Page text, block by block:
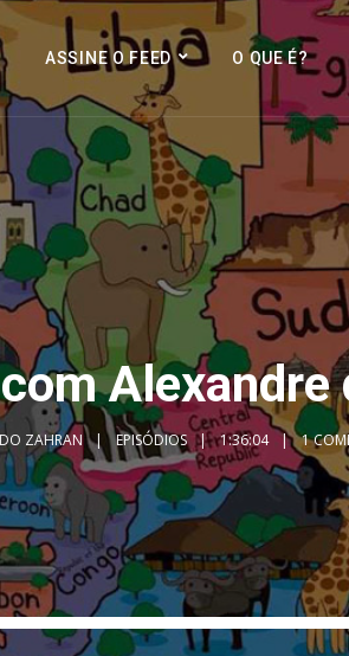
ASSINE O FEED O QUE É?
Alexandre
ZAHRAN EPISÓDIOS 1:36:04 1